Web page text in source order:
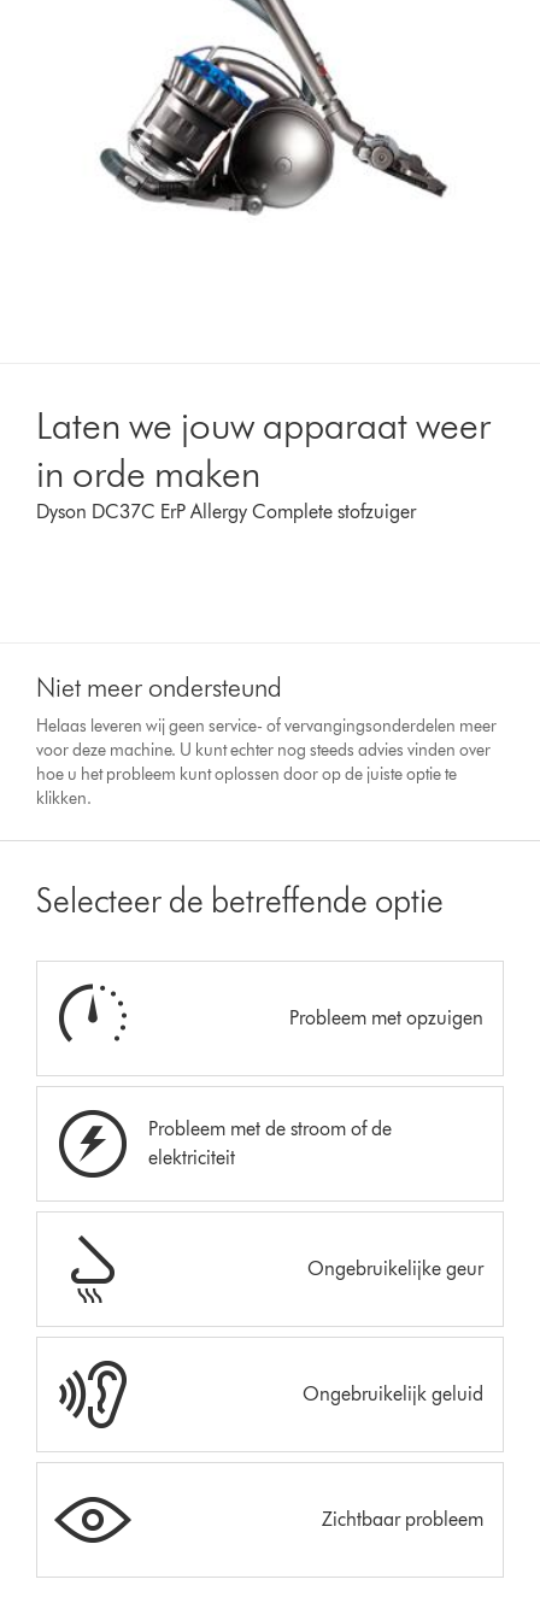
Laten we jouw apparaat weer
in orde maken
Dyson DC37C ErP Allergy Complete stofzuiger
Niet meer ondersteund
Helaas leveren wij geen service- of vervangingsonderdelen meer
voor deze machine. U kunt echter nog steeds advies vinden over
hoe u het probleem kunt oplossen door op de juiste optie te
klikken.
Selecteer de betreffende optie
Probleem met opzuigen
Probleem met de stroom of de
elektriciteit
Ongebruikelijke geur
Ongebruikelijk geluid
Zichtbaar probleem